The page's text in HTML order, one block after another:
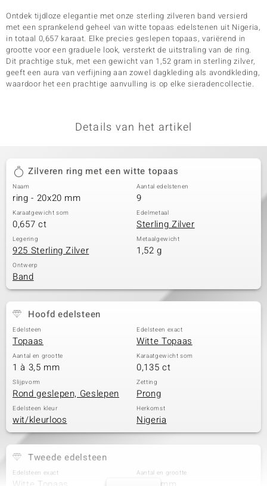
Ontdek tijdloze elegantie met onze sterling zilveren band versierd
met een sprankelend geheel van witte topaas edelstenen uit Nigeria,
in totaal 0,657 karaat. Elke precies geslepen topaas, variërend in
grootte voor een graduele look, versterkt de uitstraling van de ring.
Dit prachtige stuk, met een gewicht van 1,52 gram in sterling zilver,
geeft een aura van verfijning aan zowel dagkleding als avondkleding,
waardoor het een prachtige aanvulling is op elke sieradencollectie.
Details van het artikel
Zilveren ring met een witte topaas
Naam
ring - 20x20 mm
Aantal edelstenen
9
Karaatgewicht som
0,657 ct
Edelmetaal
Sterling Zilver
Legering
925 Sterling Zilver
Metaalgewicht
1,52 g
Ontwerp
Band
Hoofd edelsteen
Edelsteen
Topaas
Edelsteen exact
Witte Topaas
Aantal en grootte
1 à 3,5 mm
Karaatgewicht som
0,135 ct
Slijpvorm
Rond geslepen, Geslepen
Zetting
Prong
Edelsteen kleur
wit/kleurloos
Herkomst
Nigeria
Tweede edelsteen
Edelsteen exact Aantal en grootte